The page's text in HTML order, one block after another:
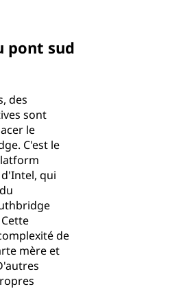
pont sud
des
sont
le
C'est le
qui
de
mère et